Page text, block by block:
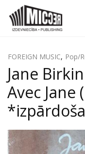
FOREIGN MUSIC, Pop/
Jane
Avec Jane